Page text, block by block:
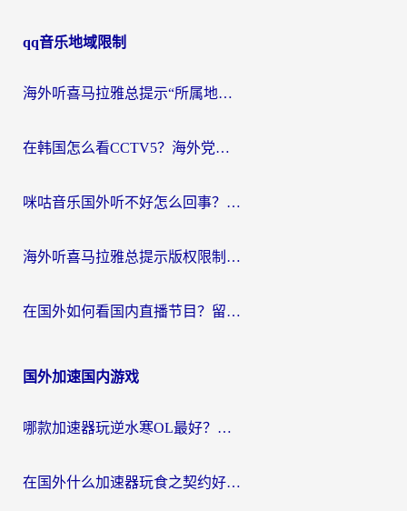
qq音乐地域限制
海外听喜马拉雅总提示“所属地区暂时无版权”？这个限制解除方法亲测有效！
在韩国怎么看CCTV5？海外党体育赛事+中文解说观看终极指南
咪咕音乐国外听不好怎么回事？海外党听歌自由的终极解决方案来了
海外听喜马拉雅总提示版权限制？3步解决+2个音乐平台问题全攻略
在国外如何看国内直播节目？留学生亲测有效的追剧加速指南
国外加速国内游戏
哪款加速器玩逆水寒OL最好？海外党实测后的终极选择指南
在国外什么加速器玩食之契约好用？海外党亲测有效的国服游戏加速指南